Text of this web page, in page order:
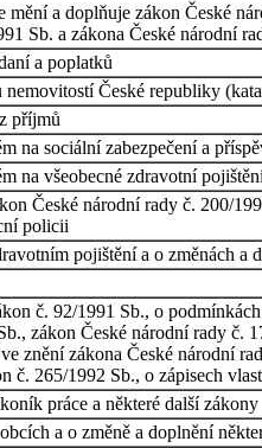
mění a doplňuje zákon České
Sb. a zákona České národní
a poplatků
České republiky
příjmů
na sociální zabezpečení a
na všeobecné zdravotní
České národní rady č. 200/
policii
pojištění a o změnách a
č. 92/1991 Sb., o
zákon České národní rady č.
znění zákona České národní
č. 265/1992 Sb., o zápisech
práce a některé další zákony
a o změně a doplnění